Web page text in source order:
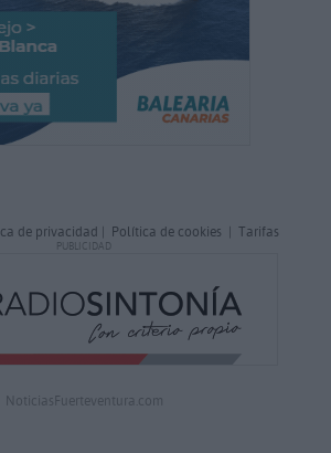
de privacidad | Política de cookies | Tarifas
PUBLICIDAD
NoticiasFuerteventura.com